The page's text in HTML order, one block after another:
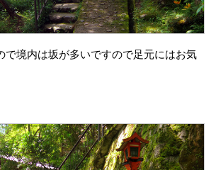
で境内は坂が多いですので足元にはお気